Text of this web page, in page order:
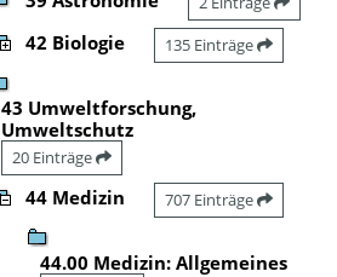
42 Biologie 135 Einträge
43 Umweltforschung,
Umweltschutz
20 Einträge
44 Medizin 707 Einträge
44.00 Medizin: Allgemeines